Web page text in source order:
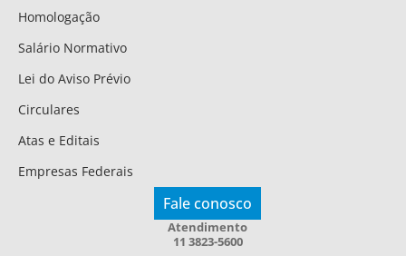
Homologação
Salário Normativo
Lei do Aviso Prévio
Circulares
Atas e Editais
Empresas Federais
Fale conosco
Atendimento
11 3823-5600